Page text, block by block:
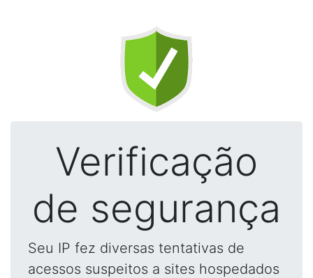
Verificação
de segurança
Seu IP fez diversas tentativas de
acessos suspeitos a sites hospedados